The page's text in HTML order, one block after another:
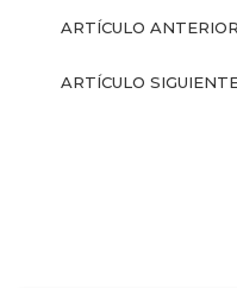
ARTÍCULO
ARTÍCULO